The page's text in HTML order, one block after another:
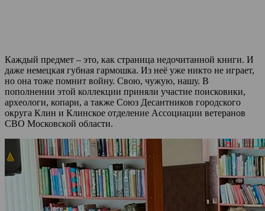
Каждый предмет – это, как страница недочитанной книги. И
даже немецкая губная гармошка. Из неё уже никто не играет,
но она тоже помнит войну. Свою, чужую, нашу. В
пополнении этой коллекции приняли участие поисковики,
археологи, копари, а также Союз Десантников городского
округа Клин и Клинское отделение Ассоциации ветеранов
СВО Московской области.